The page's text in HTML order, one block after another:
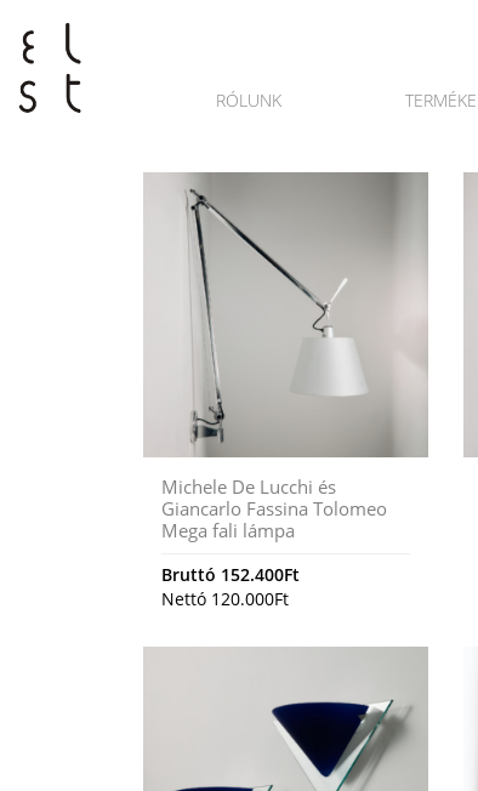
RÓLUNK
Michele De Lucchi és
Giancarlo Fassina Tolomeo
Mega fali lámpa
Bruttó 152.400Ft
Nettó 120.000Ft